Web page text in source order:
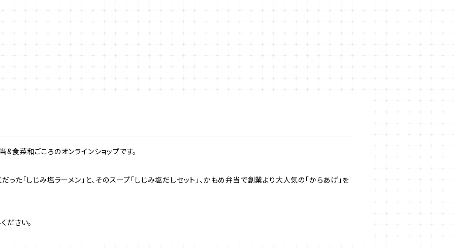
食菜和ごころのオンラインショップです。
た「しじみ塩ラーメン」と、そのスープ「しじみ塩だしセット」、かもめ弁当で創業より大人気の「からあげ」を
ださい。